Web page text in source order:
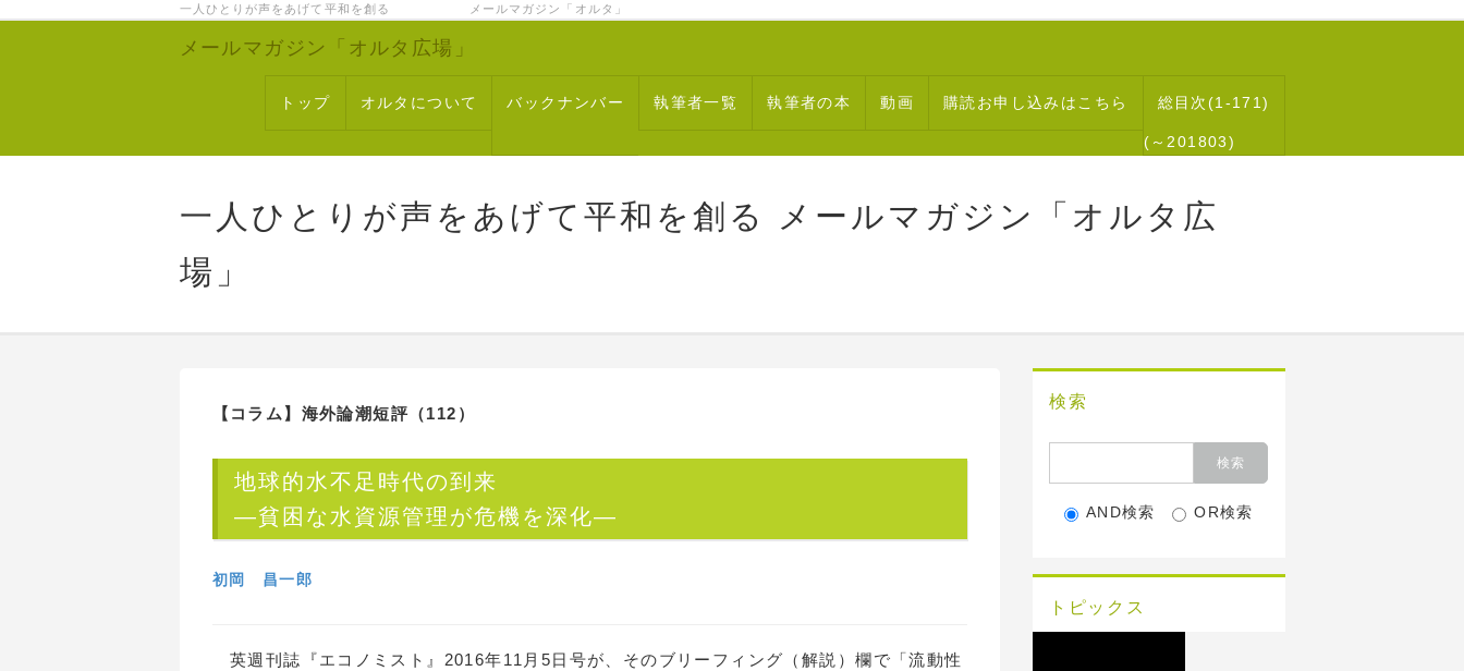
一人ひとりが声をあげて平和を創る メールマガジン「オルタ」
メールマガジン「オルタ広場」
トップ オルタについて バックナンバー 執筆者一覧 執筆者の本 動画 購読お申し込みはこちら 総目次(1-171)
(～201803)
一人ひとりが声をあげて平和を創る メールマガジン「オルタ広
場」
【コラム】 海外論潮短評（112）
地球的水不足時代の到来
―貧困な水資源管理が危機を深化―
初岡 昌一郎
英週刊誌『エコノミスト』2016年11月5日号が、そのブリーフィング（解説）欄で「流動性
検索
AND検索 OR検索
トピックス